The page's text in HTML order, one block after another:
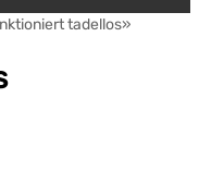
tadellos»